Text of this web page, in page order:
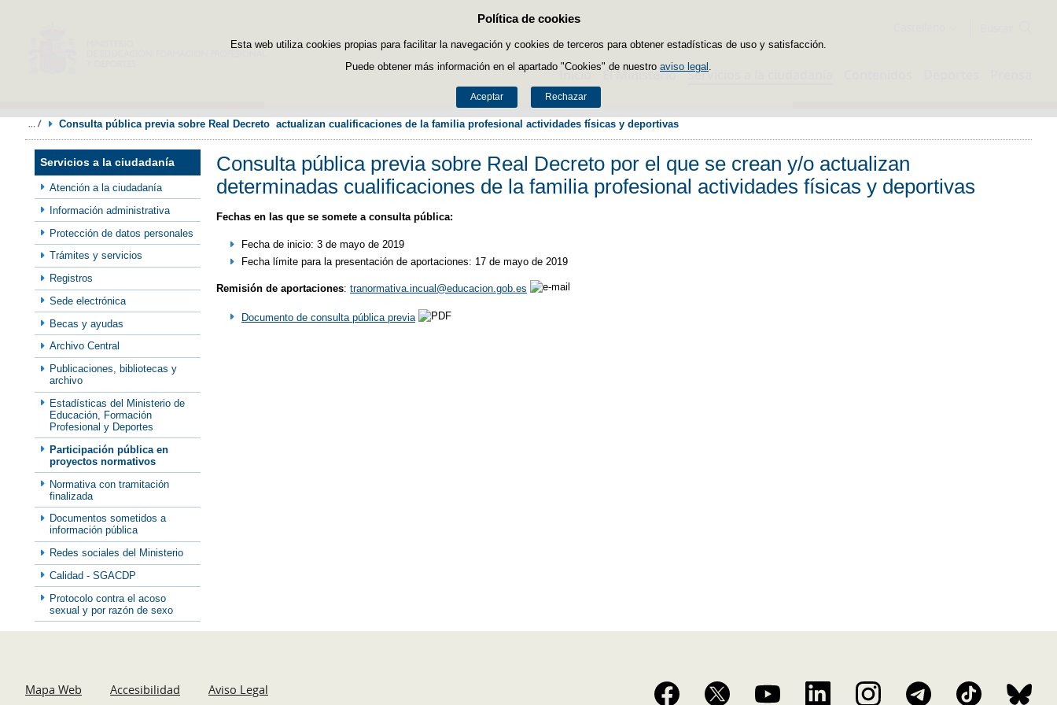
Política de cookies
Esta web utiliza cookies propias para facilitar la navegación y cookies de terceros para obtener estadísticas de uso y satisfacción.
Puede obtener más información en el apartado "Cookies" de nuestro aviso legal
Aceptar Rechazar
Saltar al contenido
Inicio El Ministerio Servicios a la ciudadanía
Consulta pública previa sobre Real Decreto  actualizan cualificaciones de la familia profesional actividades físicas y deportivas
Servicios a la ciudadanía
Atención a la ciudadanía
Información administrativa
Protección de datos personales
Trámites y servicios
Registros
Sede electrónica
Becas y ayudas
Archivo Central
Publicaciones, bibliotecas y
archivo
Estadísticas del Ministerio de
Educación, Formación
Profesional y Deportes
Participación pública en
proyectos normativos
Normativa con tramitación
finalizada
Documentos sometidos a
información pública
Redes sociales del Ministerio
Calidad - SGACDP
Protocolo contra el acoso
sexual y por razón de sexo
Consulta pública previa sobre Real Decreto por el que se crean y/o actualizan
determinadas cualificaciones de la familia profesional actividades físicas y deportivas
Fechas en las que se somete a consulta pública:
Fecha de inicio: 3 de mayo de 2019
Fecha límite para la presentación de aportaciones: 17 de mayo de 2019
Remisión de aportaciones: tranormativa.incual@educacion.gob.es
Documento de consulta pública previa
Mapa Web Accesibilidad Aviso Legal